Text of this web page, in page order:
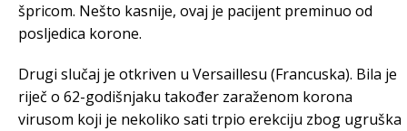
špricom. Nešto kasnije, ovaj je pacijent preminuo od
posljedica korone.
Drugi slučaj je otkriven u Versaillesu (Francuska). Bila je
riječ o 62-godišnjaku također zaraženom korona
virusom koji je nekoliko sati trpio erekciju zbog ugruška